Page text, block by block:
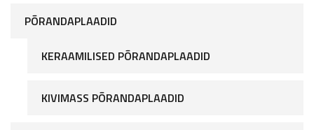
PÕRANDAPLAADID
KERAAMILISED PÕRANDAPLAADID
KIVIMASS PÕRANDAPLAADID